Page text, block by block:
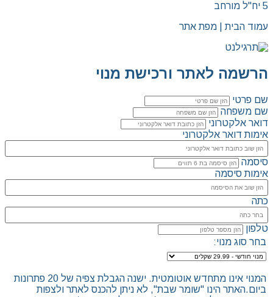
5 יח"ל מורחב
עמוד הבית | מפת אתר
הרשמה לאתר ורכישת מנוי
שם פרטי
שם משפחה
דואר אלקטרוני
אימות דואר אלקטרוני
סיסמה
אימות סיסמה
כתה
טלפון
בחר סוג מנוי:
המנוי אינו מתחדש אוטומטית. ישנה הגבלת צפיה של 20 פתרונות
ביום.האתר הינו "שומר שבת", לא ניתן להכנס לאתר ולצפות